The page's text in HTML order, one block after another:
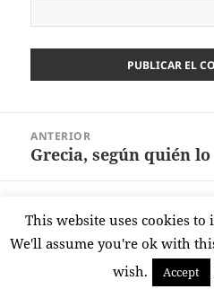
entradas
ANTERIOR
Entrada
Grecia, según quién
Entrada
siguiente:
Salga lo que salga (2)
Funciona gracias a WordPress
This website uses cookies
We'll assume you're ok with
wish.
Accept